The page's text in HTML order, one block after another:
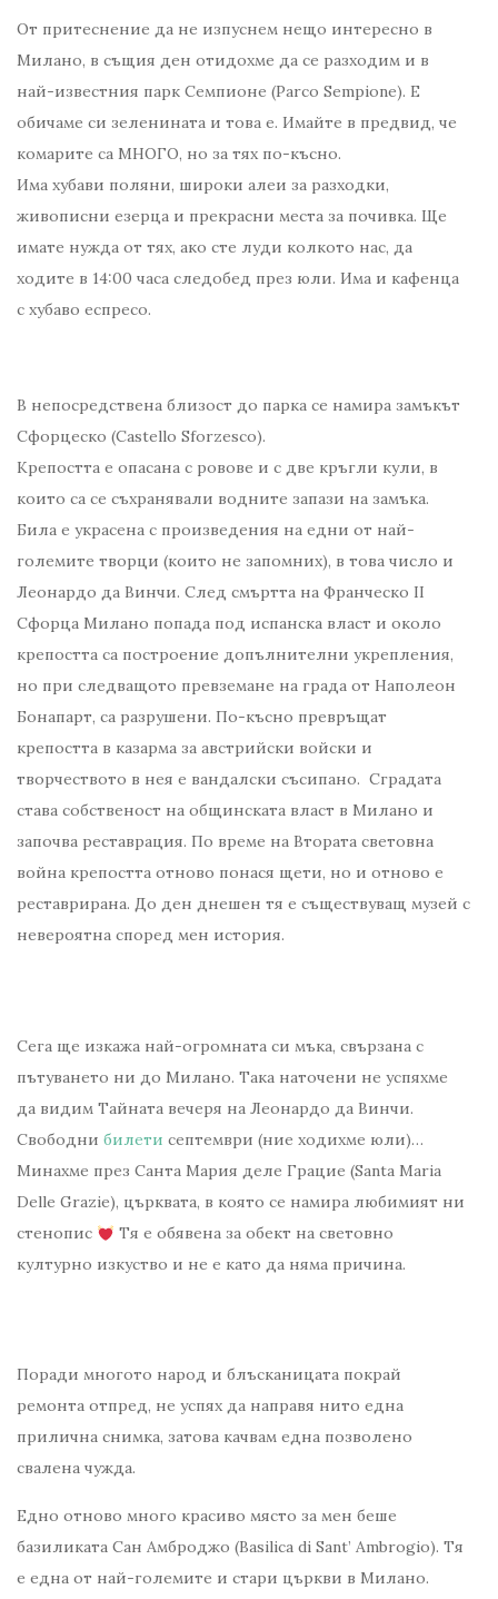
От притеснение да не изпуснем нещо интересно в
Милано, в същия ден отидохме да се разходим и в
най-известния парк Семпионе (Parco Sempione). Е
обичаме си зеленината и това е. Имайте в предвид, че
комарите са МНОГО, но за тях по-късно.
Има хубави поляни, широки алеи за разходки,
живописни езерца и прекрасни места за почивка. Ще
имате нужда от тях, ако сте луди колкото нас, да
ходите в 14:00 часа следобед през юли. Има и кафенца
с хубаво еспресо.
В непосредствена близост до парка се намира замъкът
Сфорцеско (Castello Sforzesco).
Крепостта е опасана с ровове и с две кръгли кули, в
които са се съхранявали водните запази на замъка.
Била е украсена с произведения на едни от най-
големите творци (които не запомних), в това число и
Леонардо да Винчи. След смъртта на Франческо II
Сфорца Милано попада под испанска власт и около
крепостта са построение допълнителни укрепления,
но при следващото превземане на града от Наполеон
Бонапарт, са разрушени. По-късно превръщат
крепостта в казарма за австрийски войски и
творчеството в нея е вандалски съсипано. Сградата
става собственост на общинската власт в Милано и
започва реставрация. По време на Втората световна
война крепостта отново понася щети, но и отново е
реставрирана. До ден днешен тя е съществуващ музей с
невероятна според мен история.
Сега ще изкажа най-огромната си мъка, свързана с
пътуването ни до Милано. Така наточени не успяхме
да видим Тайната вечеря на Леонардо да Винчи.
Свободни билети септември (ние ходихме юли)…
Минахме през Санта Мария деле Грацие (Santa Maria
Delle Grazie), църквата, в която се намира любимият ни
стенопис
Тя е обявена за обект на световно
културно изкуство и не е като да няма причина.
Поради многото народ и блъсканицата покрай
ремонта отпред, не успях да направя нито една
прилична снимка, затова качвам една позволено
свалена чужда.
Едно отново много красиво място за мен беше
базиликата Сан​ Амброджо (Basilica di Sant’ Ambrogio). Тя
е една от най-големите и стари църкви в Милано.